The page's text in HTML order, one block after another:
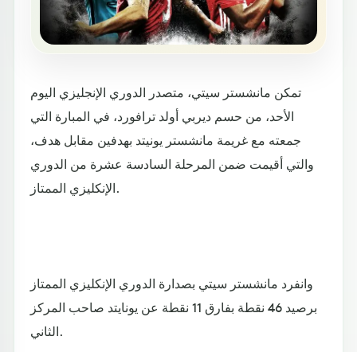
تمكن مانشستر سيتي، متصدر الدوري الإنجليزي اليوم
الأحد، من حسم ديربي أولد ترافورد، في المبارة التي
جمعته مع غريمة مانشستر يونيتد بهدفين مقابل هدف،
والتي أقيمت ضمن المرحلة السادسة عشرة من الدوري
الإنكليزي الممتاز.
وانفرد مانشستر سيتي بصدارة الدوري الإنكليزي الممتاز
برصيد 46 نقطة بفارق 11 نقطة عن يونايتد صاحب المركز
الثاني.